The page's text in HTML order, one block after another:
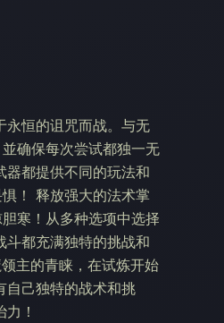
永恒的诅咒而战。与无
确保每次尝试都独一无
器都提供不同的玩法和
！ 释放强大的法术掌
寒！从多种选项中选择
斗都充满独特的挑战和
主的青睐，在试炼开始
自己独特的战术和挑
！